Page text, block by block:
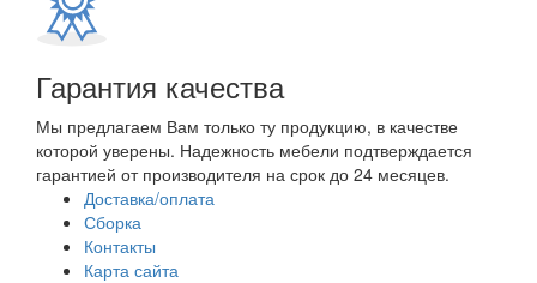
Гарантия качества
Мы предлагаем Вам только ту продукцию, в качестве
которой уверены. Надежность мебели подтверждается
гарантией от производителя на срок до 24 месяцев.
Доставка/оплата
Сборка
Контакты
Карта сайта